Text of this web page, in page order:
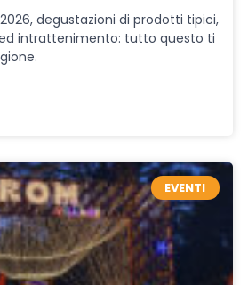
degustazioni di prodotti tipici,
intrattenimento: tutto questo ti
EVENTI